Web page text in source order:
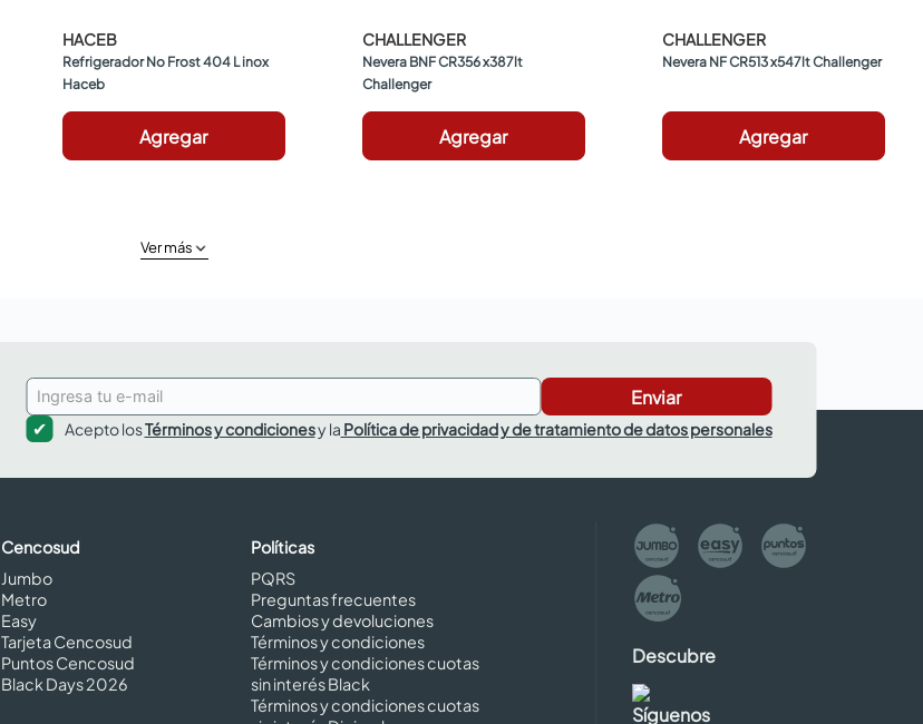
HACEB
Refrigerador No Frost 404 L inox
Haceb
Agregar
CHALLENGER
Nevera BNF CR356 x387lt
Challenger
Agregar
CHALLENGER
Nevera NF CR513 x547lt Challenger
Agregar
Ver más
Enviar
Acepto losTérminos y condicionesy la Política de privacidad y de tratamiento de datos personales
Cencosud
Jumbo
Metro
Easy
Tarjeta Cencosud
Puntos Cencosud
Black Days 2026
Políticas
PQRS
Preguntas frecuentes
Cambios y devoluciones
Términos y condiciones
Términos y condiciones cuotas
sin interés Black
Términos y condiciones cuotas
Descubre
Síguenos